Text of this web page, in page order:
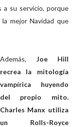
a su servicio, porque
mejor Navidad que
Además, Joe Hill
recrea la mitología
vampírica huyendo
del propio mito.
Charles Manx utiliza
un Rolls-Royce